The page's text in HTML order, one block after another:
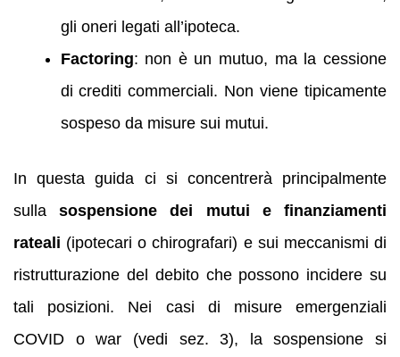
gli oneri legati all’ipoteca.
Factoring: non è un mutuo, ma la cessione
di crediti commerciali. Non viene tipicamente
sospeso da misure sui mutui.
In questa guida ci si concentrerà principalmente
sullasospensione dei mutui e finanziamenti
rateali (ipotecari o chirografari) e sui meccanismi di
ristrutturazione del debito che possono incidere su
tali posizioni. Nei casi di misure emergenziali
COVID o war (vedi sez. 3), la sospensione si